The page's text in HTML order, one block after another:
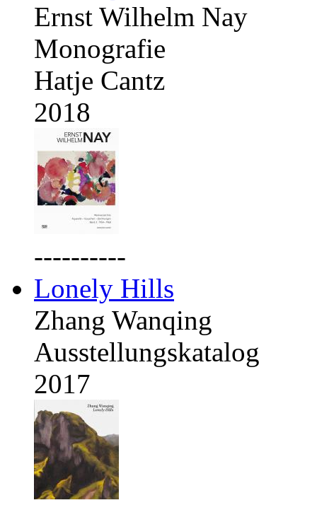
Ernst Wilhelm Nay
Monografie
Hatje Cantz
2018
----------
Lonely Hills
Zhang Wanqing
Ausstellungskatalog
2017